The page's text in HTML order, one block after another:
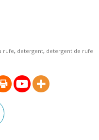
rufe, detergent, detergent de rufe